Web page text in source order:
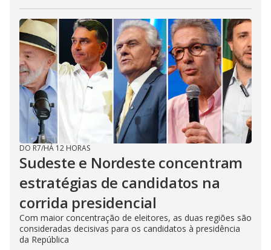
DO R7/HÁ 12 HORAS
Sudeste e Nordeste concentram
estratégias de candidatos na
corrida presidencial
Com maior concentração de eleitores, as duas regiões são
consideradas decisivas para os candidatos à presidência
da República